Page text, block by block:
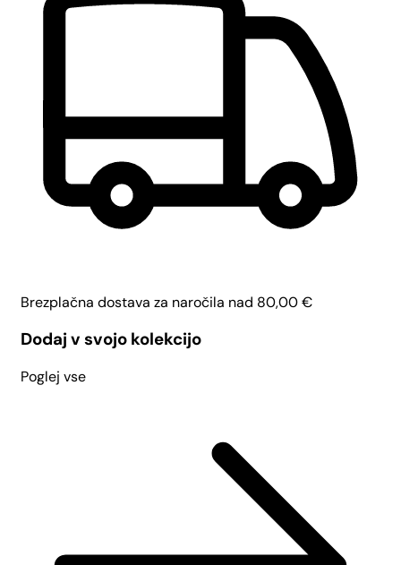
Brezplačna dostava za naročila nad 80,00€
Dodaj v svojo kolekcijo
Poglej vse